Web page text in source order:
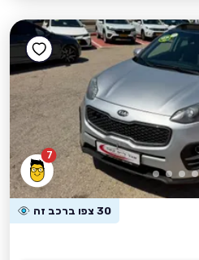
7
30 צפו ברכב זה